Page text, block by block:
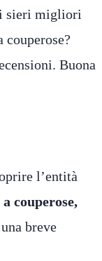
i sieri migliori
Buona
l’entità
couperose,
breve